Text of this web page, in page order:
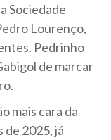
Sociedade
Lourenço,
Pedrinho
de marcar
mais cara da
de 2025, já